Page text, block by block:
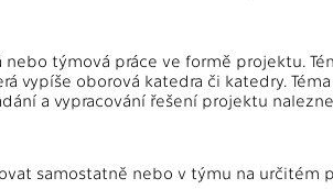
nebo týmová práce ve formě projektu.
vypíše oborová katedra či katedry.
a vypracování řešení projektu
samostatně nebo v týmu na určitém